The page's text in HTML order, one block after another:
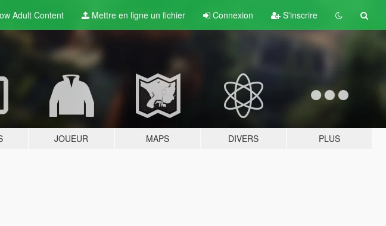
AdultContent Mettre en ligne un fichier Connexion S'inscrire
JOUEUR MAPS DIVERS PLUS